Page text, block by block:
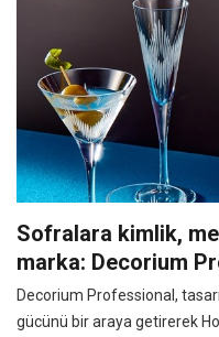
Sofralara kimlik,
marka: Decorium
Decorium Professional,
gücünü bir araya getirerek